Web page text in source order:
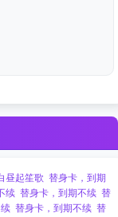
昼起笙歌 替身卡，到期
续 替身卡，到期不续 替
替身卡，到期不续 替